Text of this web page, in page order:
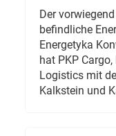
Der
befindliche
Energetyka
hat PKP
Logistics mit
Kalkstein und